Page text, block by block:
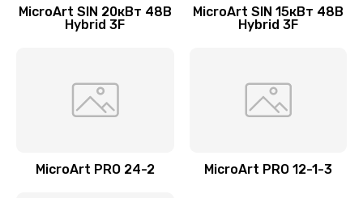
MicroArt SIN 20кВт 48В
Hybrid 3F
MicroArt SIN 15кВт 48В
Hybrid 3F
MicroArt PRO 24-2 MicroArt PRO 12-1-3